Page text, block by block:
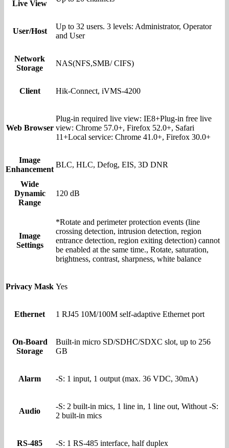
Live View
User/Host
Up to 32 users. 3 levels: Administrator, Operator
and User
Network
Storage
NAS(NFS,SMB/ CIFS)
Client Hik-Connect, iVMS-4200
Web Browser
Plug-in required live view: IE8+Plug-in free live
view: Chrome 57.0+, Firefox 52.0+, Safari
11+Local service: Chrome 41.0+, Firefox 30.0+
Image
Enhancement
BLC, HLC, Defog, EIS, 3D DNR
Wide
Dynamic
Range
120 dB
Image
Settings
*Rotate and perimeter protection events (line
crossing detection, intrusion detection, region
entrance detection, region exiting detection) cannot
be enabled at the same time., Rotate, saturation,
brightness, contrast, sharpness, white balance
Privacy Mask Yes
Ethernet 1 RJ45 10M/100M self-adaptive Ethernet port
On-Board
Storage
Built-in micro SD/SDHC/SDXC slot, up to 256
GB
Alarm -S: 1 input, 1 output (max. 36 VDC, 30mA)
Audio
-S: 2 built-in mics, 1 line in, 1 line out, Without -S:
2 built-in mics
RS-485 -S: 1 RS-485 interface, half duplex